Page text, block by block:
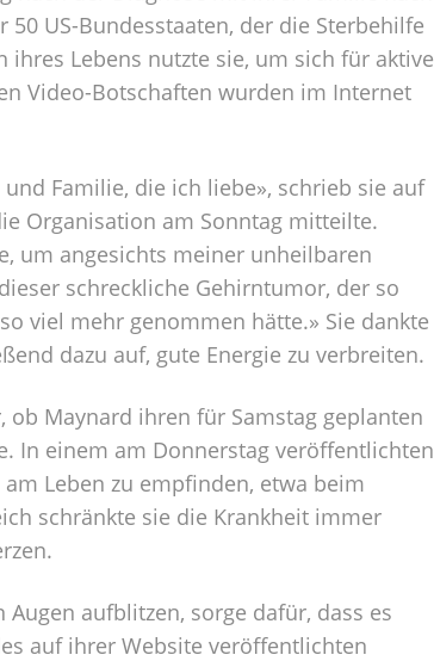
US-Bundesstaaten, der die Sterbehilfe
Lebens nutzte sie, um sich für aktive
Video-Botschaften wurden im Internet
Familie, die ich liebe», schrieb sie auf
Organisation am Sonntag mitteilte.
um angesichts meiner unheilbaren
schreckliche Gehirntumor, der so
viel mehr genommen hätte.» Sie dankte
dazu auf, gute Energie zu verbreiten.
Maynard ihren für Samstag geplanten
In einem am Donnerstag veröffentlichten
Leben zu empfinden, etwa beim
schränkte sie die Krankheit immer
Augen aufblitzen, sorge dafür, dass es
auf ihrer Website veröffentlichten